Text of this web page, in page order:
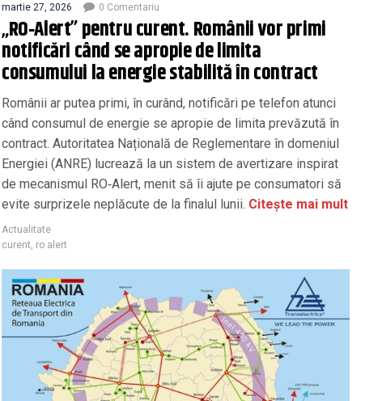
martie 27, 2026 0 Comentariu
„RO‑Alert” pentru curent. Românii vor primi
notificări când se apropie de limita
consumului la energie stabilită în contract
Românii ar putea primi, în curând, notificări pe telefon atunci
când consumul de energie se apropie de limita prevăzută în
contract. Autoritatea Națională de Reglementare în domeniul
Energiei (ANRE) lucrează la un sistem de avertizare inspirat
de mecanismul RO‑Alert, menit să îi ajute pe consumatori să
evite surprizele neplăcute de la finalul lunii. Citește mai mult
Actualitate
curent ro alert